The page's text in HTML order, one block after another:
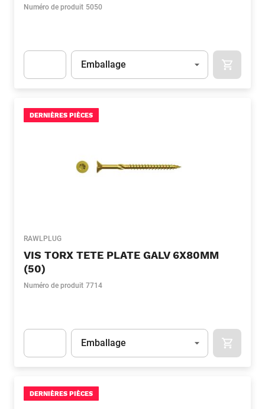
Numéro de produit 5050
Unité
Emballage
DERNIÈRES PIÈCES
RAWLPLUG
VIS TORX TETE PLATE GALV 6X80MM
(50)
Numéro de produit 7714
Unité
Emballage
DERNIÈRES PIÈCES